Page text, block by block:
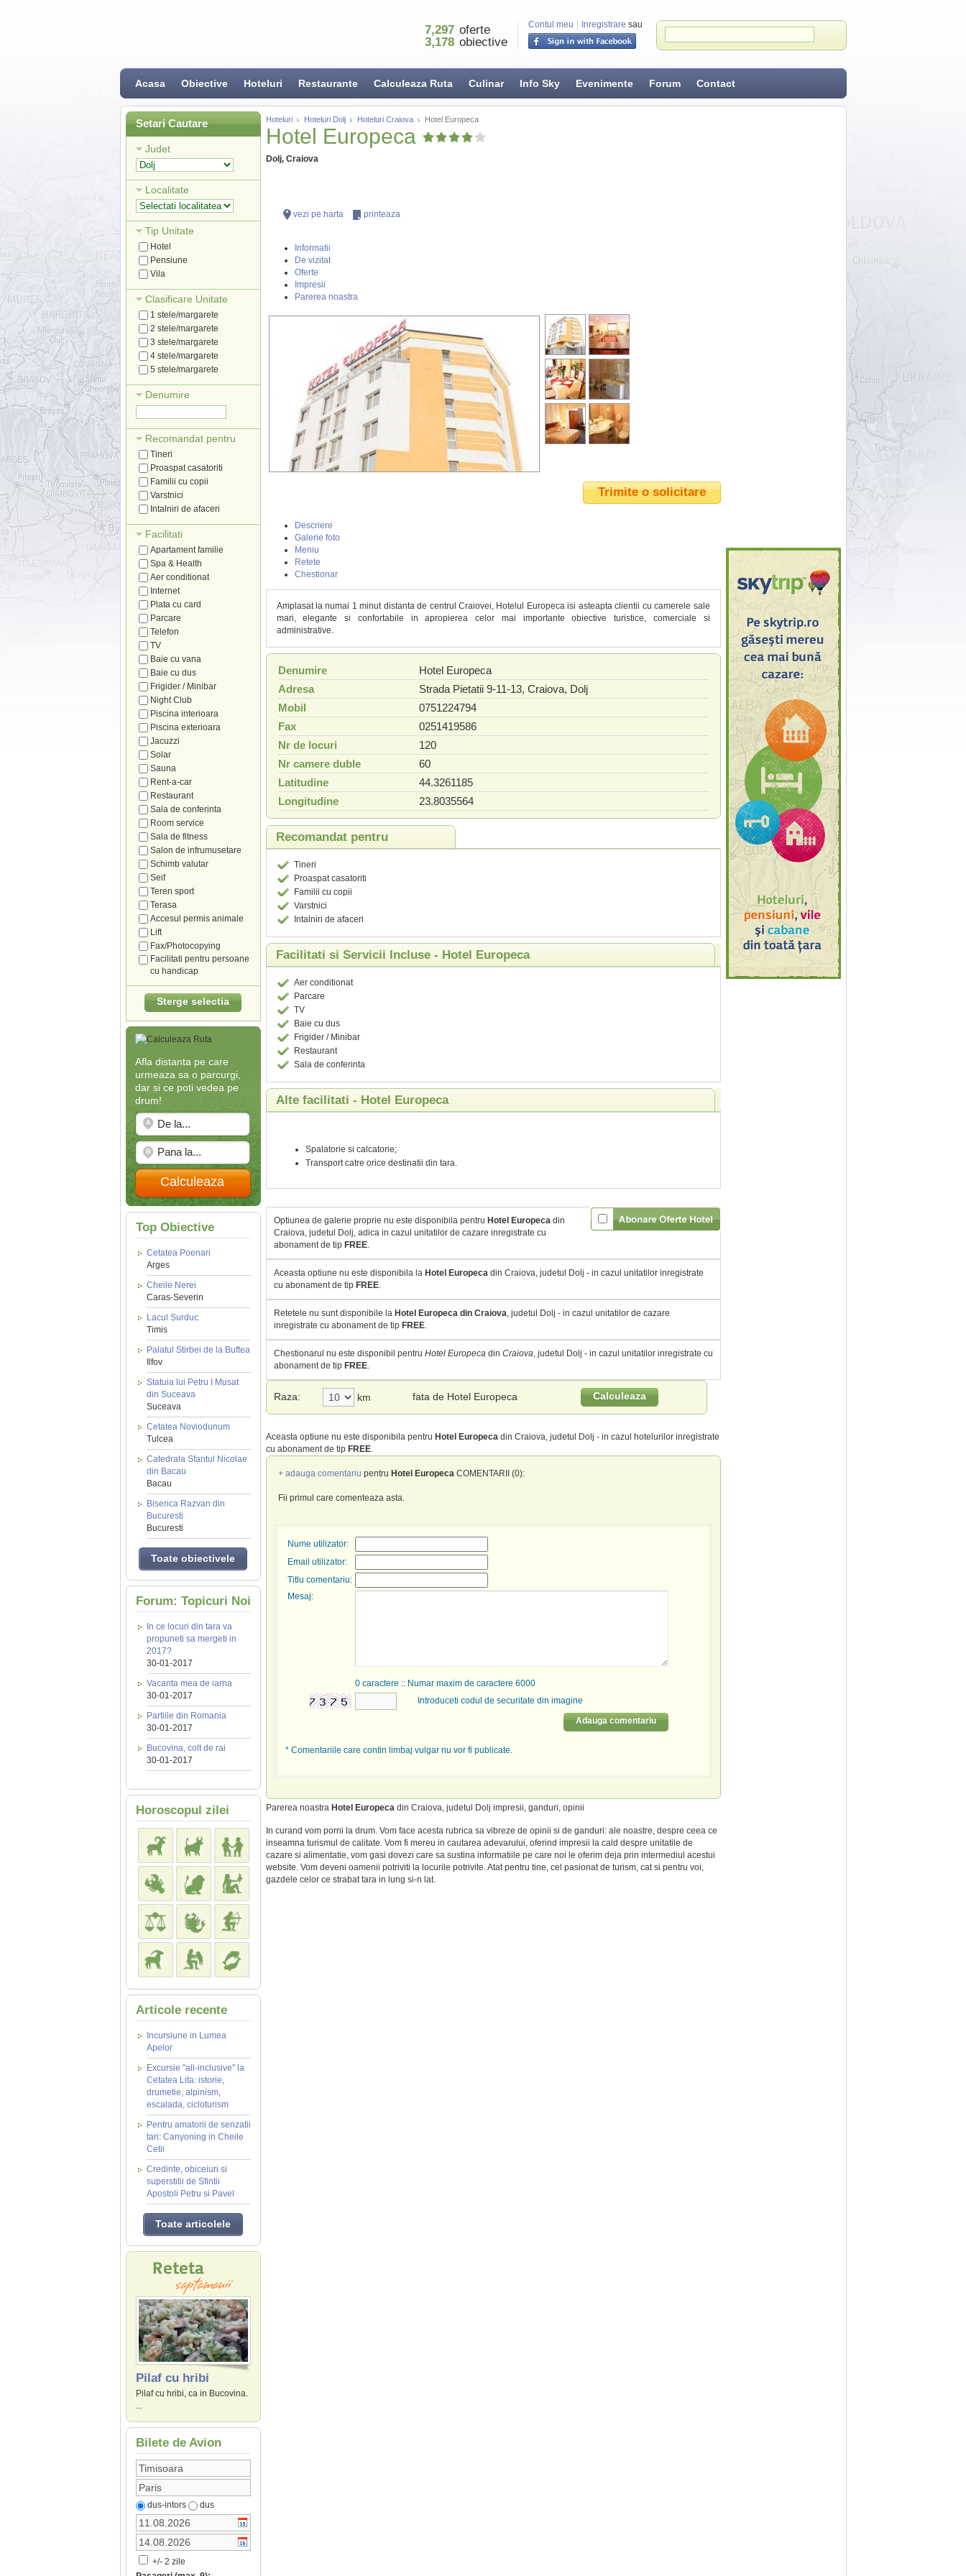
Contul meu Inregistrare sau
7,297 oferte
3,178 obiective
Acasa Obiective Hoteluri Restaurante Calculeaza Ruta Culinar Info Sky Evenimente Forum Contact
Setari Cautare
Judet
Localitate
Tip Unitate
Hotel
Pensiune
Vila
Clasificare Unitate
1 stele/margarete
2 stele/margarete
3 stele/margarete
4 stele/margarete
5 stele/margarete
Denumire
Recomandat pentru
Tineri
Proaspat casatoriti
Familii cu copii
Varstnici
Intalniri de afaceri
Facilitati
Apartament familie
Spa & Health
Aer conditionat
Internet
Plata cu card
Parcare
Telefon
TV
Baie cu vana
Baie cu dus
Frigider / Minibar
Night Club
Piscina interioara
Piscina exterioara
Jacuzzi
Solar
Sauna
Rent-a-car
Restaurant
Sala de conferinta
Room service
Sala de fitness
Salon de infrumusetare
Schimb valutar
Seif
Teren sport
Terasa
Accesul permis animale
Lift
Fax/Photocopying
Facilitati pentru persoane
cu handicap
Sterge selectia
Afla distanta pe care
urmeaza sa o parcurgi,
dar si ce poti vedea pe
drum!
Calculeaza
Top Obiective
Cetatea Poenari
Arges
Cheile Nerei
Caras-Severin
Lacul Surduc
Timis
Palatul Stirbei de la Buftea
Ilfov
Statuia lui Petru I Musat
din Suceava
Suceava
Cetatea Noviodunum
Tulcea
Catedrala Sfantul Nicolae
din Bacau
Bacau
Biserica Razvan din
Bucuresti
Bucuresti
Toate obiectivele
Forum: Topicuri Noi
In ce locuri din tara va
propuneti sa mergeti in
2017?
30-01-2017
Vacanta mea de iarna
30-01-2017
Partiile din Romania
30-01-2017
Bucovina, colt de rai
30-01-2017
Horoscopul zilei
Articole recente
Incursiune in Lumea
Apelor
Excursie "all-inclusive" la
Cetatea Lita: istorie,
drumetie, alpinism,
escalada, cicloturism
Pentru amatorii de senzatii
tari: Canyoning in Cheile
Cetii
Credinte, obiceiuri si
superstitii de Sfintii
Apostoli Petru si Pavel
Toate articolele
Pilaf cu hribi
Pilaf cu hribi, ca in Bucovina.
...
Bilete de Avion
dus-intors dus
+/- 2 zile
Hoteluri Hoteluri Dolj Hoteluri Craiova Hotel Europeca
Hotel Europeca
Dolj, Craiova
vezi pe harta printeaza
Informatii
De vizitat
Oferte
Impresii
Parerea noastra
Trimite o solicitare
Descriere
Galerie foto
Meniu
Retete
Chestionar
Amplasat la numai 1 minut distanta de centrul Craiovei, Hotelul Europeca isi asteapta clientii cu camerele sale
mari, elegante si confortabile in apropierea celor mai importante obiective turistice, comerciale si
administrative.
Denumire
Hotel Europeca
Adresa
Strada Pietatii 9-11-13, Craiova, Dolj
Mobil
0751224794
Fax
0251419586
Nr de locuri
120
Nr camere duble
60
Latitudine
44.3261185
Longitudine
23.8035564
Recomandat pentru
Tineri
Proaspat casatoriti
Familii cu copii
Varstnici
Intalniri de afaceri
Facilitati si Servicii Incluse - Hotel Europeca
Aer conditionat
Parcare
TV
Baie cu dus
Frigider / Minibar
Restaurant
Sala de conferinta
Alte facilitati - Hotel Europeca
Spalatorie si calcatorie;
Transport catre orice destinatii din tara.
Optiunea de galerie proprie nu este disponibila pentru Hotel Europecadin
Craiova, judetul Dolj, adica in cazul unitatilor de cazare inregistrate cu
abonament de tip FREE.
Aceasta optiune nu este disponibila la Hotel Europecadin Craiova, judetul Dolj - in cazul unitatilor inregistrate
cu abonament de tip FREE.
Retetele nu sunt disponibile la Hotel Europeca din Craiova, judetul Dolj - in cazul unitatilor de cazare
inregistrate cu abonament de tip FREE.
Chestionarul nu este disponibil pentru Hotel Europecadin Craiova, judetul Dolj - in cazul unitatilor inregistrate cu
abonament de tip FREE.
Raza: km fata de Hotel Europeca Calculeaza
Aceasta optiune nu este disponibila pentru Hotel Europecadin Craiova, judetul Dolj - in cazul hotelurilor inregistrate
cu abonament de tip FREE.
+ adauga comentariu pentru Hotel EuropecaCOMENTARII (0):
Fii primul care comenteaza asta.
Nume utilizator:
Email utilizator:
Titlu comentariu:
Mesaj:
0caractere :: Numar maxim de caractere 6000
Introduceti codul de securitate din imagine
Adauga comentariu
* Comentariile care contin limbaj vulgar nu vor fi publicate.
Parerea noastra Hotel Europecadin Craiova, judetul Dolj impresii, ganduri, opinii
In curand vom porni la drum. Vom face acesta rubrica sa vibreze de opinii si de ganduri: ale noastre, despre ceea ce
inseamna turismul de calitate. Vom fi mereu in cautarea adevarului, oferind impresii la cald despre unitatile de
cazare si alimentatie, vom gasi dovezi care sa sustina informatiile pe care noi le oferim deja prin intermediul acestui
website. Vom deveni oamenii potriviti la locurile potrivite. Atat pentru tine, cel pasionat de turism, cat si pentru voi,
gazdele celor ce strabat tara in lung si-n lat.